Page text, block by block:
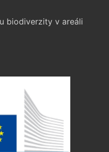
biodiverzity v areáli